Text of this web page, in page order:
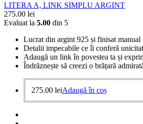
LITERA A, LINK SIMPLU ARGINT
275.00 lei
Evaluat la 5.00 din 5
Lucrat din argint 925 și finisat manual
Detalii impecabile ce îi conferă
Adaugă un link în povestea ta și
Îndrăznește să creezi o brățară
275.00 leiAdaugă în coș